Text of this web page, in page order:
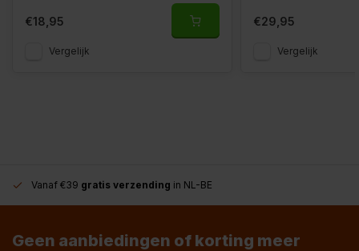
€18,95
Vergelijk
€29,95
Vergelijk
Vanaf €39 gratis verzending in NL-BE
Geen aanbiedingen of korting meer